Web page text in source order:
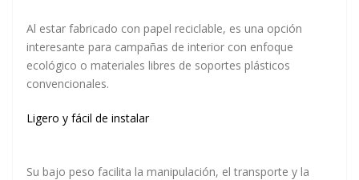
Al estar fabricado con papel reciclable, es una opción
interesante para campañas de interior con enfoque
ecológico o materiales libres de soportes plásticos
convencionales.
Ligero y fácil de instalar
Su bajo peso facilita la manipulación, el transporte y la